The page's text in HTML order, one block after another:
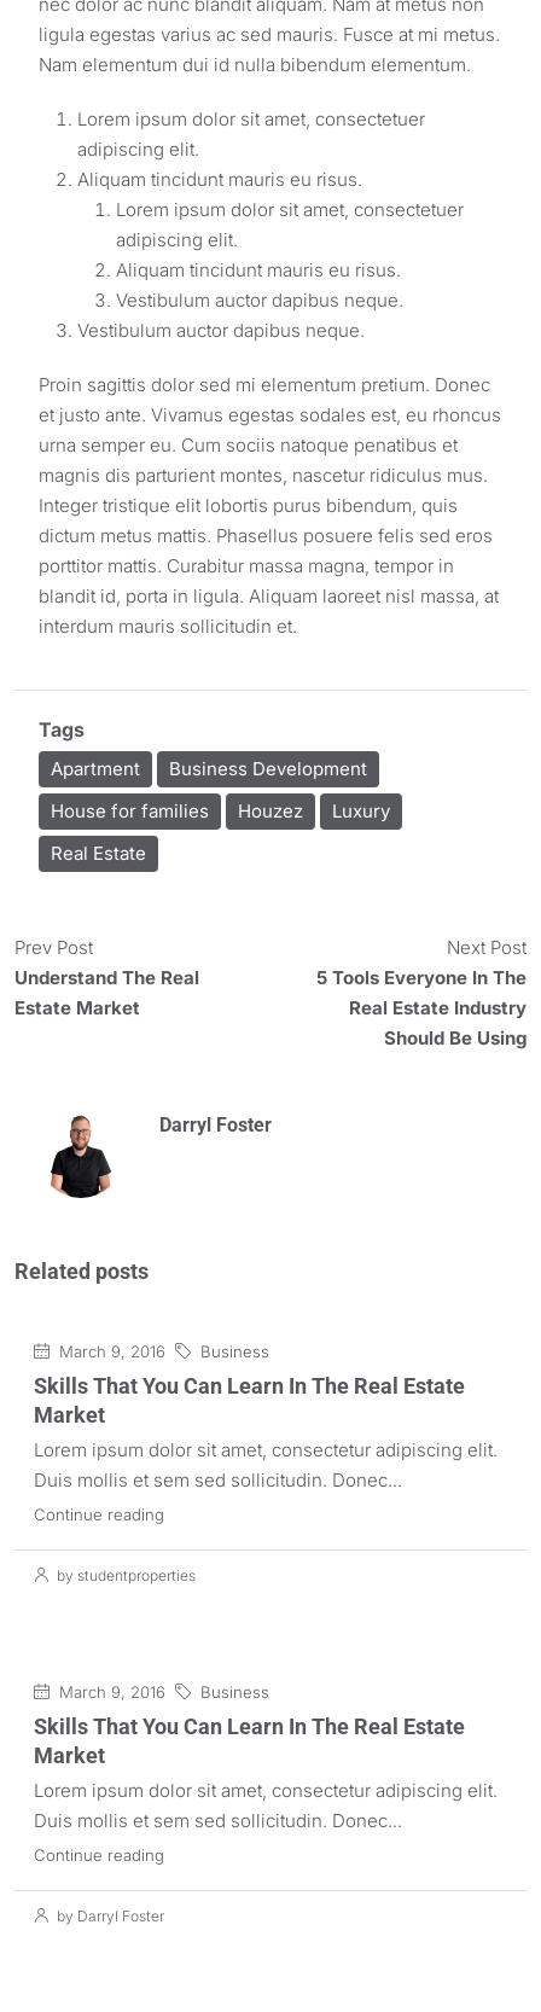
ligula egestas varius ac sed mauris. Fusce at mi metus.
Nam elementum dui id nulla bibendum elementum.
Lorem ipsum dolor sit amet, consectetuer
adipiscing elit.
Aliquam tincidunt mauris eu risus.
Lorem ipsum dolor sit amet, consectetuer
adipiscing elit.
Aliquam tincidunt mauris eu risus.
Vestibulum auctor dapibus neque.
Vestibulum auctor dapibus neque.
Proin sagittis dolor sed mi elementum pretium. Donec
et justo ante. Vivamus egestas sodales est, eu rhoncus
urna semper eu. Cum sociis natoque penatibus et
magnis dis parturient montes, nascetur ridiculus mus.
Integer tristique elit lobortis purus bibendum, quis
dictum metus mattis. Phasellus posuere felis sed eros
porttitor mattis. Curabitur massa magna, tempor in
blandit id, porta in ligula. Aliquam laoreet nisl massa, at
interdum mauris sollicitudin et.
Tags
Apartment
Business Development
House for families
Houzez
Luxury
Real Estate
Prev Post
Understand The Real
Estate Market
Next Post
5 Tools Everyone In The
Real Estate Industry
Should Be Using
Darryl Foster
Related posts
March 9, 2016 Business
Skills That You Can Learn In The Real Estate
Market
Lorem ipsum dolor sit amet, consectetur adipiscing elit.
Duis mollis et sem sed sollicitudin. Donec...
Continue reading
by studentproperties
March 9, 2016 Business
Skills That You Can Learn In The Real Estate
Market
Lorem ipsum dolor sit amet, consectetur adipiscing elit.
Duis mollis et sem sed sollicitudin. Donec...
Continue reading
by Darryl Foster